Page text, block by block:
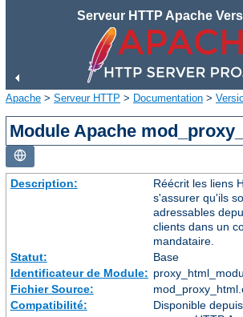
Serveur HTTP Apache
Apache > Serveur HTTP > Documentation >
Module Apache
Description:
Réécrit les liens
s'assurer qu'ils
adressables
clients dans un
mandataire.
Statut:
Base
Identificateur de Module:
Fichier Source:
Compatibilité:
Disponible